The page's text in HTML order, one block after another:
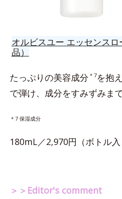
オルビスユー エッセンス
品）
たっぷりの美容成分 ＊7を抱
で弾け、成分をすみずみま
＊7 保湿成分
180mL／2,970円（ボトル入
＞＞Editor's comment